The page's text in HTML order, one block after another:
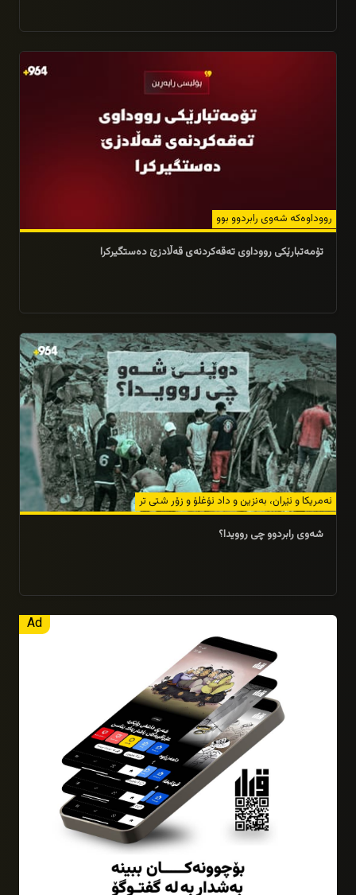
رووداوەکە شەوی رابردوو بوو
تۆمەتبارێکی رووداوی تەقەکردنەی قەڵادزێ دەستگیرکرا
ئەمریکا و ئێران، بەنزین و داد ئۆغلۆ و زۆر شتى تر
شەوى رابردوو چى روویدا؟